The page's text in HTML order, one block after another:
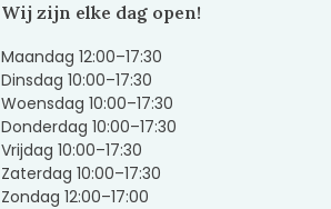
Wij zijn elke dag open!
Maandag 12:00–17:30
Dinsdag 10:00–17:30
Woensdag 10:00–17:30
Donderdag 10:00–17:30
Vrijdag 10:00–17:30
Zaterdag 10:00–17:30
Zondag 12:00–17:00